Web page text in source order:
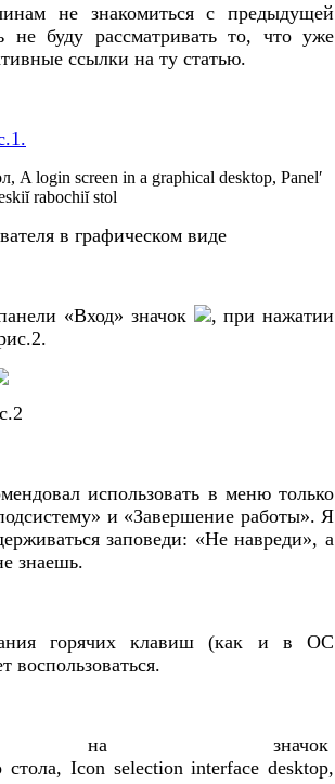
не знакомиться с предыдущей
не буду рассматривать то, что уже
ссылки на ту статью.
в графическом виде
«Вход» значок
, при нажатии
использовать в меню только
и «Завершение работы». Я
заповеди: «Не навреди», а
знаешь.
горячих клавиш (как и в ОС
воспользоваться.
на значок